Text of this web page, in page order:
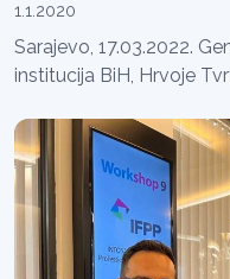
1.1.2020
Sarajevo, 17.03.2022.
institucija BiH, Hrvoje